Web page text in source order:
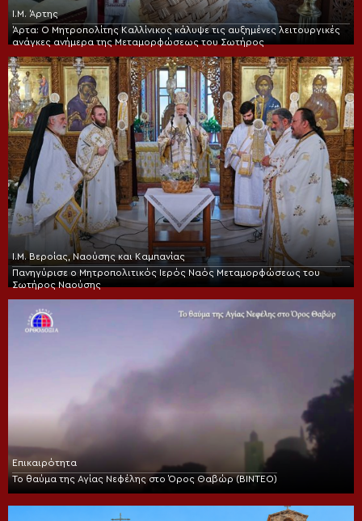
Ι.Μ. Άρτης
Άρτα: Ο Μητροπολίτης Καλλίνικος κάλυψε τις αυξημένες λειτουργικές
ανάγκες ανήμερα της Μεταμορφώσεως του Σωτήρος
Ι.Μ. Βεροίας, Ναούσης και Καμπανίας
Πανηγύρισε ο Μητροπολιτικός Ιερός Ναός Μεταμορφώσεως του
Σωτήρος Ναούσης
Επικαιρότητα
Το θαύμα της Αγίας Νεφέλης στο Όρος Θαβώρ (ΒΙΝΤΕΟ)